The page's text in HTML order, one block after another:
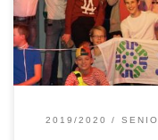
volledig ten goede aan
2019/2020